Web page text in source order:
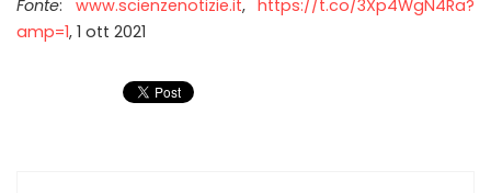
Fonte: www.scienzenotizie.it, https://t.co/3Xp4WgN4Ra?
amp=1, 1 ott 2021